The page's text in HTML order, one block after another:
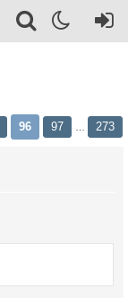
96 97 273